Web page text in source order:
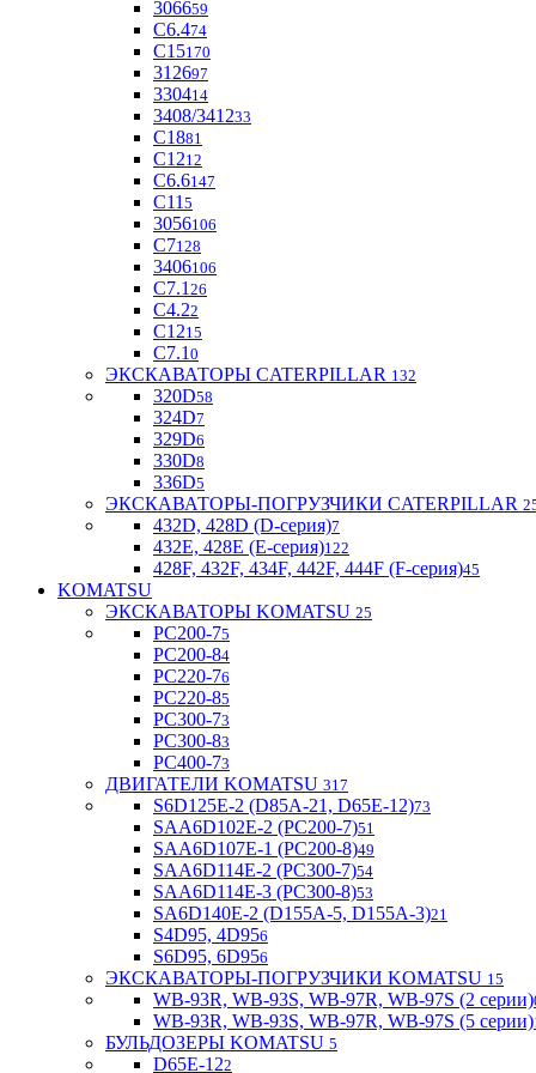
306659
С6.474
С15170
312697
330414
3408/341233
С1881
C1212
С6.6147
C11 5
3056106
С7128
3406106
C7.1 26
C4.22
С1215
С7.1 0
ЭКСКАВАТОРЫ CATERPILLAR 132
320D58
324D7
329D6
330D8
336D5
ЭКСКАВАТОРЫ-ПОГРУЗЧИКИ CATERPILLAR
432D, 428D (D-серия)7
432E, 428E (E-серия)122
428F, 432F, 434F, 442F, 444F (F-серия)45
KOMATSU
ЭКСКАВАТОРЫ KOMATSU 25
PC200-75
PC200-84
PC220-76
PC220-85
PC300-73
PC300-83
PC400-73
ДВИГАТЕЛИ KOMATSU 317
S6D125E-2 (D85A-21, D65E-12)73
SAA6D102E-2 (PC200-7)51
SAA6D107E-1 (PC200-8)49
SAA6D114E-2 (PC300-7)54
SAA6D114E-3 (PC300-8)53
SA6D140E-2 (D155A-5, D155A-3)21
S4D95, 4D956
S6D95, 6D956
ЭКСКАВАТОРЫ-ПОГРУЗЧИКИ KOMATSU 15
WB-93R, WB-93S, WB-97R, WB-97S (2 серии)
WB-93R, WB-93S, WB-97R, WB-97S (5 серии)
БУЛЬДОЗЕРЫ KOMATSU 5
D65E-122